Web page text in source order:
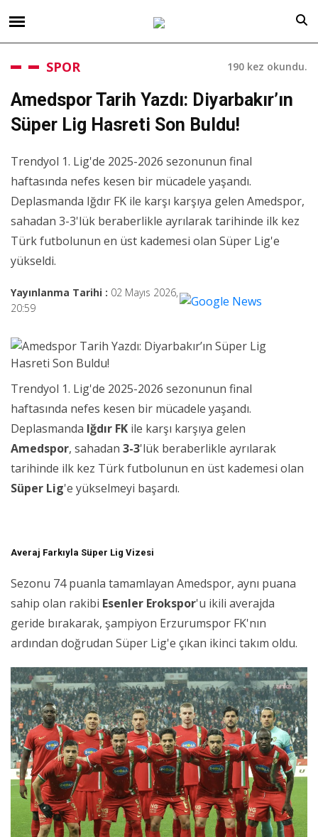
SPOR 190 kez okundu.
Amedspor Tarih Yazdı: Diyarbakır’ın
Süper Lig Hasreti Son Buldu!
Trendyol 1. Lig'de 2025-2026 sezonunun final
haftasında nefes kesen bir mücadele yaşandı.
Deplasmanda Iğdır FK ile karşı karşıya gelen Amedspor,
sahadan 3-3'lük beraberlikle ayrılarak tarihinde ilk kez
Türk futbolunun en üst kademesi olan Süper Lig'e
yükseldi.
Yayınlanma Tarihi : 02 Mayıs 2026,
20:59
Trendyol 1. Lig'de 2025-2026 sezonunun final
haftasında nefes kesen bir mücadele yaşandı.
Deplasmanda Iğdır FK ile karşı karşıya gelen
Amedspor, sahadan 3-3'lük beraberlikle ayrılarak
tarihinde ilk kez Türk futbolunun en üst kademesi olan
Süper Lig'e yükselmeyi başardı.
Averaj Farkıyla Süper Lig Vizesi
Sezonu 74 puanla tamamlayan Amedspor, aynı puana
sahip olan rakibi Esenler Erokspor'u ikili averajda
geride bırakarak, şampiyon Erzurumspor FK'nın
ardından doğrudan Süper Lig'e çıkan ikinci takım oldu.